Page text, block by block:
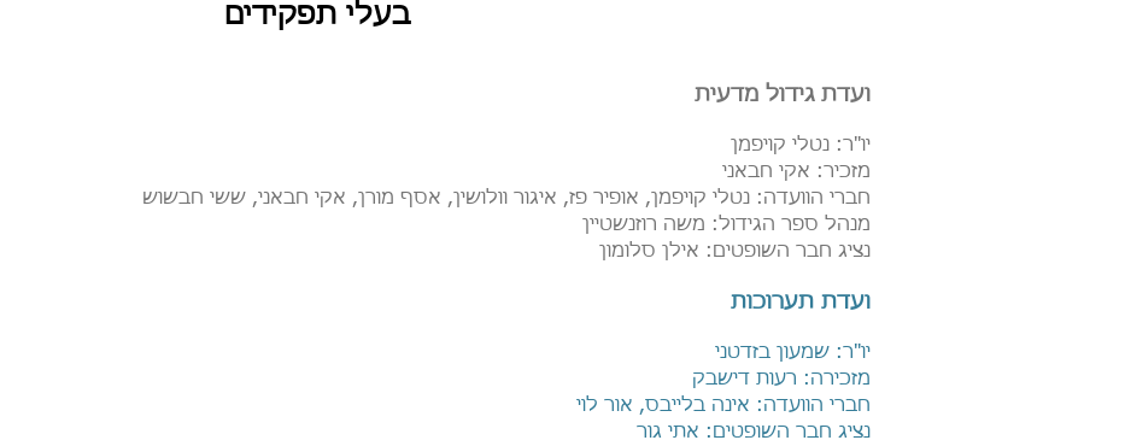
בעלי תפקידים
ועדת גידול מדעית
יו"ר: נטלי קויפמן
מזכיר: אקי חבאני
חברי הוועדה: נטלי קויפמן, אופיר פז, איגור וולושין, אסף מורן, אקי חבאני, ששי חבשוש
מנהל ספר הגידול: משה רוזנשטיין
נציג חבר השופטים: אילן סלומון
ועדת תערוכות
יו"ר: שמעון בזדטני
מזכירה: רעות דישבק
חברי הוועדה: אינה בלייבס, אור לוי
נציג חבר השופטים: אתי גור